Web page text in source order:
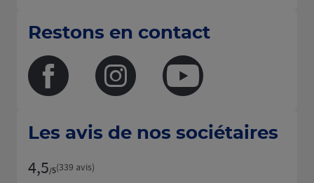
Restons en contact
Facebook Instagram Youtube
Les avis de nos sociétaires
4,5/5Note de 4.5 sur 5
(339 avis)